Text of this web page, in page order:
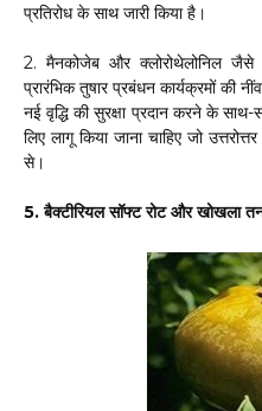
प्रतिरोध के साथ जारी किया है।
2. मैनकोजेब और क्लोरोथेलोनिल जैसे
प्रारंभिक तुषार प्रबंधन कार्यक्रमों की
नई वृद्धि की सुरक्षा प्रदान करने के
लिए लागू किया जाना चाहिए जो
से।
5. बैक्टीरियल सॉफ्ट रोट और खोखला तना: